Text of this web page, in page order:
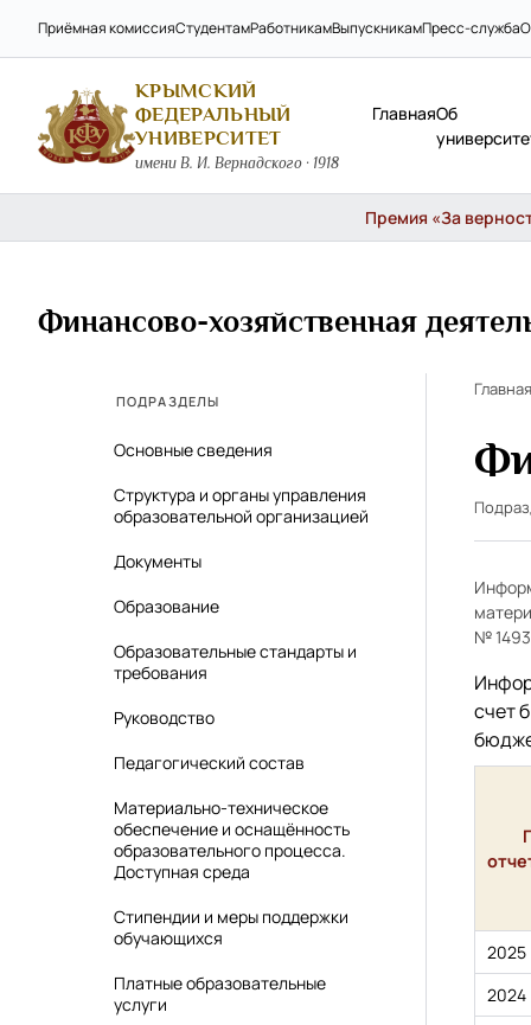
Приёмная комиссияСтудентамРаботникамВыпускникамПресс-служба
КРЫМСКИЙ
ФЕДЕРАЛЬНЫЙ
УНИВЕРСИТЕТ
имени В. И. Вернадского · 1918
ГлавнаяОб
Премия «За
Финансово-хозяйственная
ПОДРАЗДЕЛЫ
Основные сведения
Структура и органы управления
образовательной организацией
Документы
Образование
Образовательные стандарты и
требования
Руководство
Педагогический состав
Материально-техническое
обеспечение и оснащённость
образовательного процесса.
Доступная среда
Стипендии и меры поддержки
обучающихся
Платные образовательные
услуги
Главная
№
счет
2025
2024